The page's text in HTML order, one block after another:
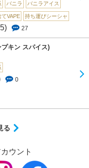
バニラ バニラアイス
VAPE 持ち運びシーシャ
27
キン スパイス)
0
る
ウント